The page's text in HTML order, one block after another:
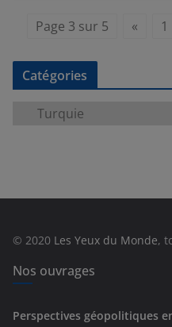
Page 3 sur 5 « 1
Catégories
e
s
© 2020 Les Yeux du Monde,
Nos ouvrages
Perspectives géopolitiques